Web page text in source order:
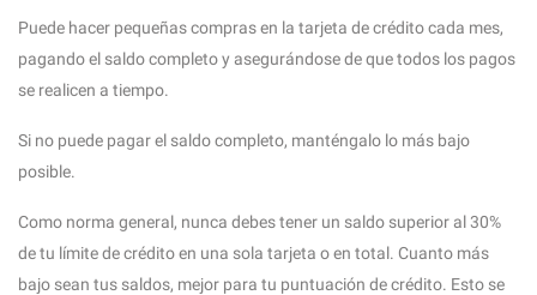
Puede hacer pequeñas compras en la tarjeta de crédito cada mes,
pagando el saldo completo y asegurándose de que todos los pagos
se realicen a tiempo.
Si no puede pagar el saldo completo, manténgalo lo más bajo
posible.
Como norma general, nunca debes tener un saldo superior al 30%
de tu límite de crédito en una sola tarjeta o en total. Cuanto más
bajo sean tus saldos, mejor para tu puntuación de crédito. Esto se